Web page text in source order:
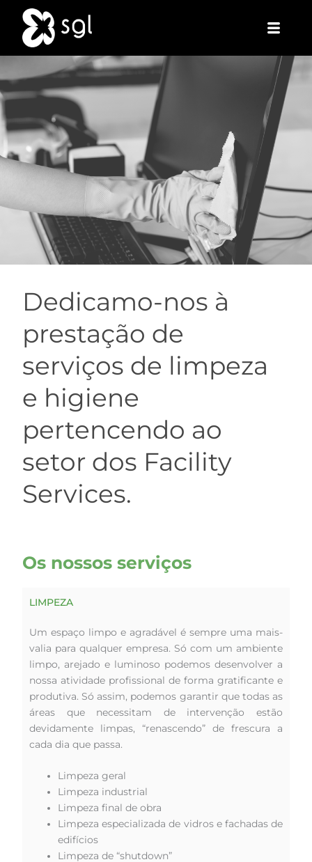
content
Dedicamo-nos à
prestação de
serviços de limpeza
e higiene
pertencendo ao
setor dos Facility
Services.
Os nossos serviços
LIMPEZA
Um espaço limpo e agradável é sempre uma mais-
valia para qualquer empresa. Só com um ambiente
limpo, arejado e luminoso podemos desenvolver a
nossa atividade profissional de forma gratificante e
produtiva. Só assim, podemos garantir que todas as
áreas que necessitam de intervenção estão
devidamente limpas, “renascendo” de frescura a
cada dia que passa.
Limpeza geral
Limpeza industrial
Limpeza final de obra
Limpeza especializada de vidros e fachadas de
edifícios
Limpeza de “shutdown”